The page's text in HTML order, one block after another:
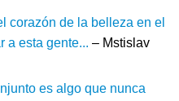
corazón de la belleza en el
a esta gente... – Mstislav
es algo que nunca